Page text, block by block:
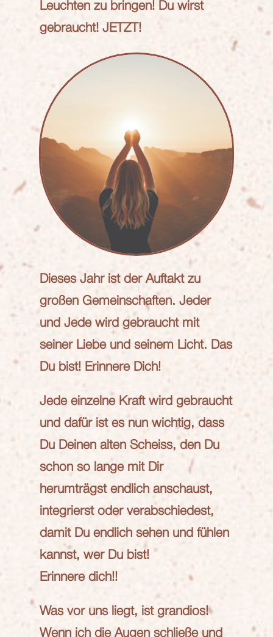
Leuchten zu bringen! Du wirst
gebraucht! JETZT!
Dieses Jahr ist der Auftakt zu
großen Gemeinschaften. Jeder
und Jede wird gebraucht mit
seiner Liebe und seinem Licht. Das
Du bist! Erinnere Dich!
Jede einzelne Kraft wird gebraucht
und dafür ist es nun wichtig, dass
Du Deinen alten Scheiss, den Du
schon so lange mit Dir
herumträgst endlich anschaust,
integrierst oder verabschiedest,
damit Du endlich sehen und fühlen
kannst, wer Du bist!
Erinnere dich!!
Was vor uns liegt, ist grandios!
Wenn ich die Augen schließe und